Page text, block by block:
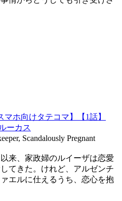
ホ向けタテコマ】【1話】
ーカス
Scandalously Pregnant
来、家政婦のルイーザは恋愛
てきた。けれど、アルゼンチ
エルに仕えるうち、恋心を抱